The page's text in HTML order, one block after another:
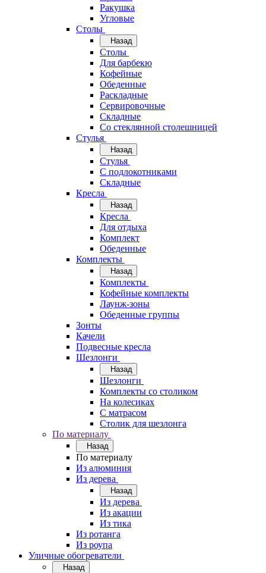
Ракушка
Угловые
Столы
Назад
Столы
Для барбекю
Кофейные
Обеденные
Раскладные
Сервировочные
Складные
Со стеклянной столешницей
Стулья
Назад
Стулья
С подлокотниками
Складные
Кресла
Назад
Кресла
Для отдыха
Комплект
Обеденные
Комплекты
Назад
Комплекты
Кофейные комплекты
Лаунж-зоны
Обеденные группы
Зонты
Качели
Подвесные кресла
Шезлонги
Назад
Шезлонги
Комплекты со столиком
На колесиках
С матрасом
Столик для шезлонга
По материалу
Назад
По материалу
Из алюминия
Из дерева
Назад
Из дерева
Из акации
Из тика
Из ротанга
Из роупа
Уличные обогреватели
Назад